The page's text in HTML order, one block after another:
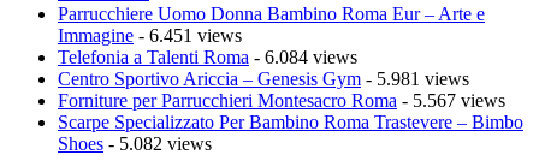
Parrucchiere Uomo Donna Bambino Roma Eur – Arte e
Immagine - 6.451 views
Telefonia a Talenti Roma - 6.084 views
Centro Sportivo Ariccia – Genesis Gym - 5.981 views
Forniture per Parrucchieri Montesacro Roma - 5.567 views
Scarpe Specializzato Per Bambino Roma Trastevere – Bimbo
Shoes - 5.082 views